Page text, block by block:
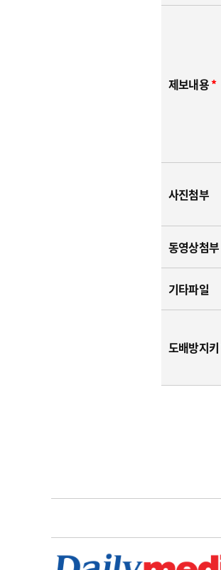
제보내용*
사진첨부
동영상첨부
기타파일
도배방지키